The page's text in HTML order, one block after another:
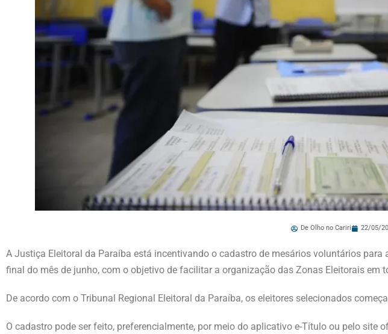
De Olho no Cariri 22/05/
A Justiça Eleitoral da Paraíba está incentivando o cadastro de mesários voluntários
final do mês de junho, com o objetivo de facilitar a organização das Zonas Eleitorais em
De acordo com o Tribunal Regional Eleitoral da Paraíba, os eleitores selecionados
O cadastro pode ser feito, preferencialmente, por meio do aplicativo e-Título ou pelo site